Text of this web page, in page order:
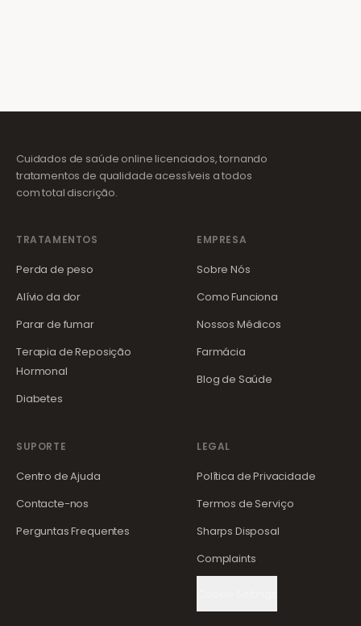
Cuidados de saúde online licenciados, tornando
tratamentos de qualidade acessíveis a todos
com total discrição.
TRATAMENTOS
Perda de peso
Alívio da dor
Parar de fumar
Terapia de Reposição
Hormonal
Diabetes
EMPRESA
Sobre Nós
Como Funciona
Nossos Médicos
Farmácia
Blog de Saúde
SUPORTE
Centro de Ajuda
Contacte-nos
Perguntas Frequentes
LEGAL
Política de Privacidade
Termos de Serviço
Sharps Disposal
Complaints